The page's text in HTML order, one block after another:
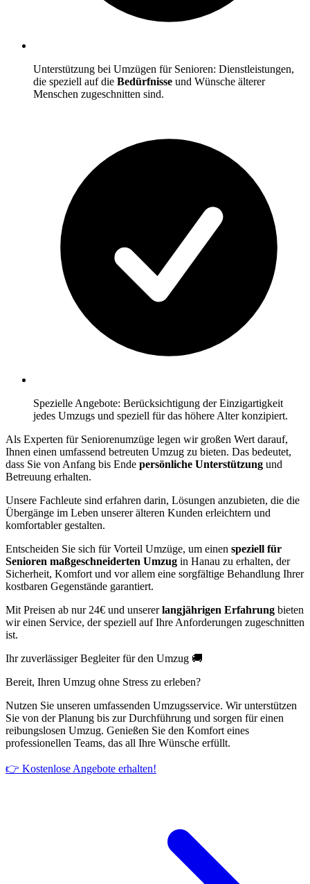
Unterstützung bei Umzügen für Senioren: Dienstleistungen,
die speziell auf die Bedürfnisse und Wünsche älterer
Menschen zugeschnitten sind.
Spezielle Angebote: Berücksichtigung der Einzigartigkeit
jedes Umzugs und speziell für das höhere Alter konzipiert.
Als Experten für Seniorenumzüge legen wir großen Wert darauf,
Ihnen einen umfassend betreuten Umzug zu bieten. Das bedeutet,
dass Sie von Anfang bis Ende persönliche Unterstützung und
Betreuung erhalten.
Unsere Fachleute sind erfahren darin, Lösungen anzubieten, die die
Übergänge im Leben unserer älteren Kunden erleichtern und
komfortabler gestalten.
Entscheiden Sie sich für Vorteil Umzüge, um einen speziell für
Senioren maßgeschneiderten Umzug in Hanau zu erhalten, der
Sicherheit, Komfort und vor allem eine sorgfältige Behandlung Ihrer
kostbaren Gegenstände garantiert.
Mit Preisen ab nur 24€ und unsererlangjährigen Erfahrung bieten
wir einen Service, der speziell auf Ihre Anforderungen zugeschnitten
ist.
Ihr zuverlässiger Begleiter für den Umzug 🚚
Bereit, Ihren Umzug ohne Stress zu erleben?
Nutzen Sie unseren umfassenden Umzugsservice. Wir unterstützen
Sie von der Planung bis zur Durchführung und sorgen für einen
reibungslosen Umzug. Genießen Sie den Komfort eines
professionellen Teams, das all Ihre Wünsche erfüllt.
👉 Kostenlose Angebote erhalten!